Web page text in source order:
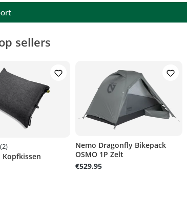
sellers
of 3.2 out of 5 stars
(2)
Kopfkissen
Nemo Dragonfly Bikepack
OSMO 1P Zelt
€529.95